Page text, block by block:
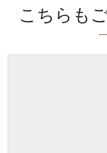
こちらも